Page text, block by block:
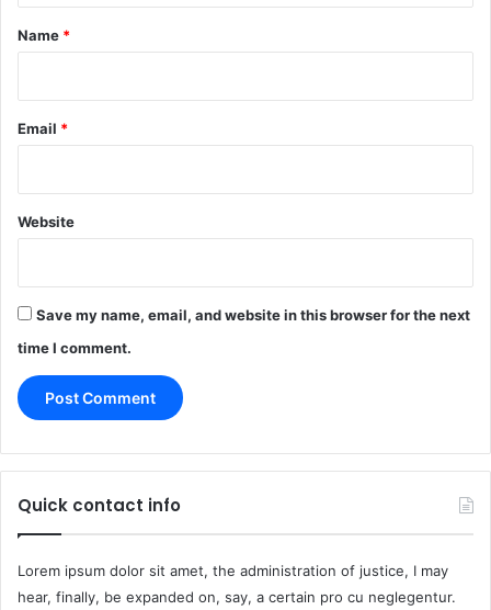
*
Name *
Email *
Website
Save my name, email, and website in this browser for the next
time I comment.
Quick contact info
Lorem ipsum dolor sit amet, the administration of justice, I may
hear, finally, be expanded on, say, a certain pro cu neglegentur.